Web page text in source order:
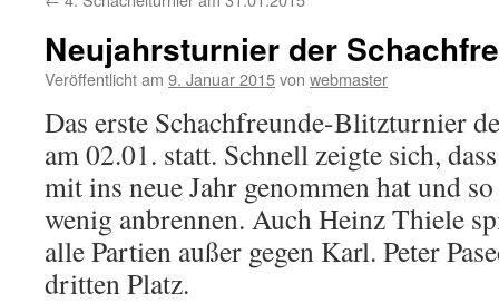
Neujahrsturnier der
Veröffentlicht am 9. Januar 2015von webmaster
Das erste Schachfreunde-Blitzturnier
am 02.01. statt. Schnell zeigte sich,
mit ins neue Jahr genommen hat und
wenig anbrennen. Auch Heinz Thiele
alle Partien außer gegen Karl. Peter
dritten Platz.